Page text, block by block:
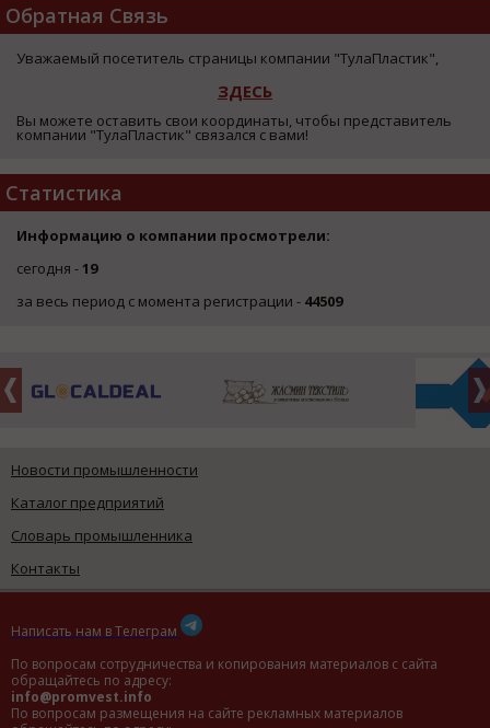
Обратная Связь
Уважаемый посетитель страницы компании "ТулаПластик",
ЗДЕСЬ
Вы можете оставить свои координаты, чтобы представитель
компании "ТулаПластик" связался с вами!
Статистика
Информацию о компании просмотрели:
сегодня -19
за весь период с момента регистрации - 44509
Новости промышленности
Каталог предприятий
Словарь промышленника
Контакты
Написать нам в Телеграм
По вопросам сотрудничества и копирования материалов с сайта
обращайтесь по адресу:
info@promvest.info
По вопросам размещения на сайте рекламных материалов